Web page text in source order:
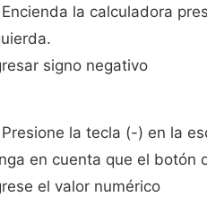
Encienda la calculadora
signo negativo
Presione la tecla (-) en la
en cuenta que el botón
el valor numérico